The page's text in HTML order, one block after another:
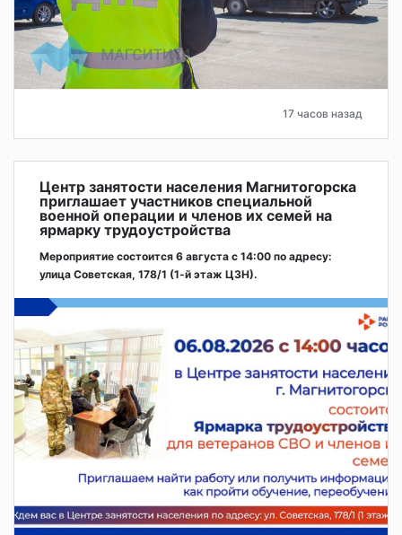
17 часов назад
Центр занятости населения Магнитогорска
приглашает участников специальной
военной операции и членов их семей на
ярмарку трудоустройства
Мероприятие состоится 6 августа с 14:00 по адресу:
улица Советская, 178/1 (1‑й этаж ЦЗН).